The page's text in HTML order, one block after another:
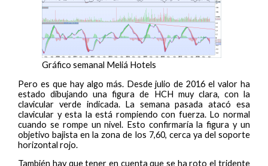
Gráfico semanal Meliá Hotels
Pero es que hay algo más. Desde julio de 2016 el valor ha
estado dibujando una figura de HCH muy clara, con la
clavicular verde indicada. La semana pasada atacó esa
clavicular y esta la está rompiendo con fuerza. Lo normal
cuando se rompe un nivel. Esto confirmaría la figura y un
objetivo bajista en la zona de los 7,60, cerca ya del soporte
horizontal rojo.
También hay que tener en cuenta que se ha roto el tridente